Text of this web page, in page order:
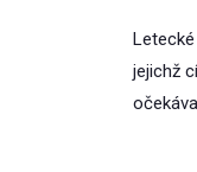
jejichž